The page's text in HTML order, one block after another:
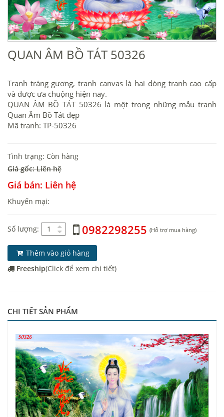
QUAN ÂM BỒ TÁT 50326
Tranh tráng gương, tranh canvas là hai dòng tranh cao cấp
và được ưa chuộng hiện nay.
QUAN ÂM BỒ TÁT 50326 là một trong những mẫu tranh
Quan Âm Bồ Tát đẹp
Mã tranh: TP-50326
Tình trạng: Còn hàng
Giá gốc: Liên hệ
Giá bán: Liên hệ
Khuyến mại:
Số lượng: 0982298255 (Hỗ trợ mua hàng)
Thêm vào giỏ hàng
Freeship(Click để xem chi tiết)
CHI TIẾT SẢN PHẨM